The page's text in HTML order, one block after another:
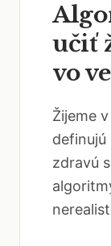
učiť
vo
Žijeme
definujú
zdravú